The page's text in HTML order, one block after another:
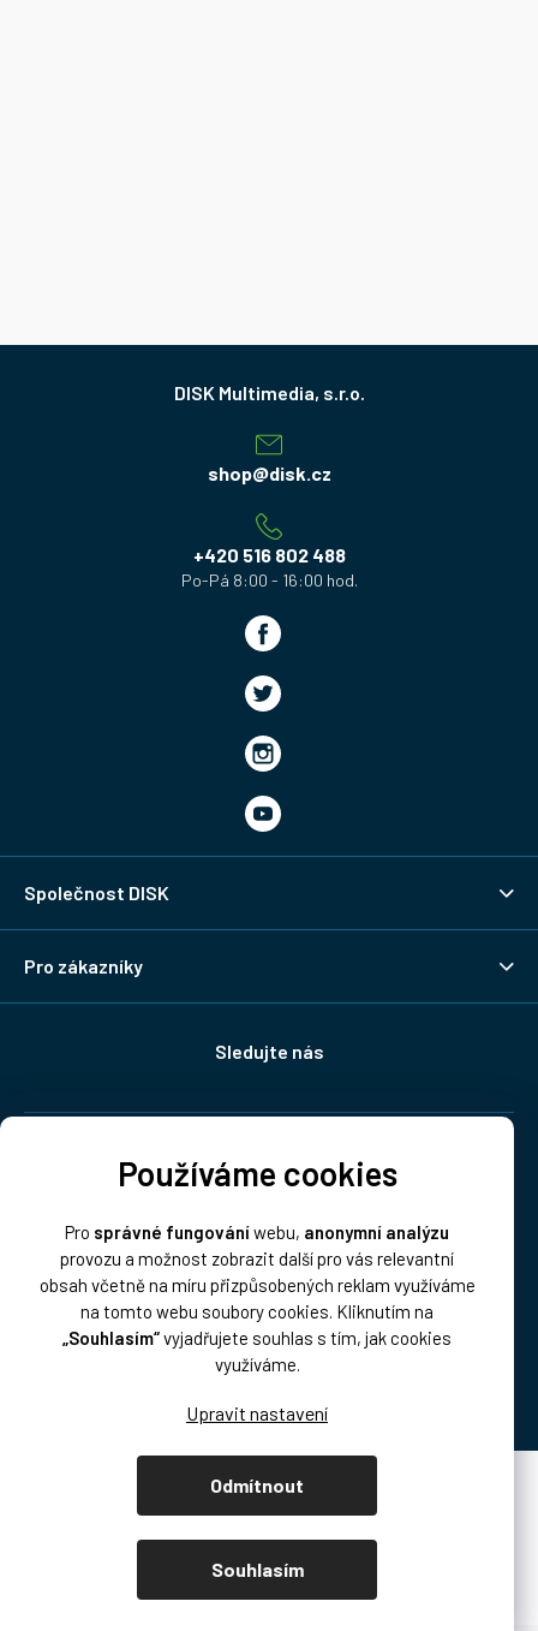
Používáme cookies
Pro správné fungováníwebu, anonymní analýzu
provozu a možnost zobrazit další pro vás relevantní
obsah včetně na míru přizpůsobených reklam využíváme
na tomto webu soubory cookies. Kliknutím na
„Souhlasím“vyjadřujete souhlas s tím, jak cookies
využíváme.
Odmítnout
Souhlasím
shop@disk.cz
+420 516 802 488
Společnost DISK
Pro zákazníky
Sledujte nás
Platba:
Vytvořil Shoptet Premium
Copyright 2026 . Všechna práva vyhrazena.
Upravit nastavení cookies